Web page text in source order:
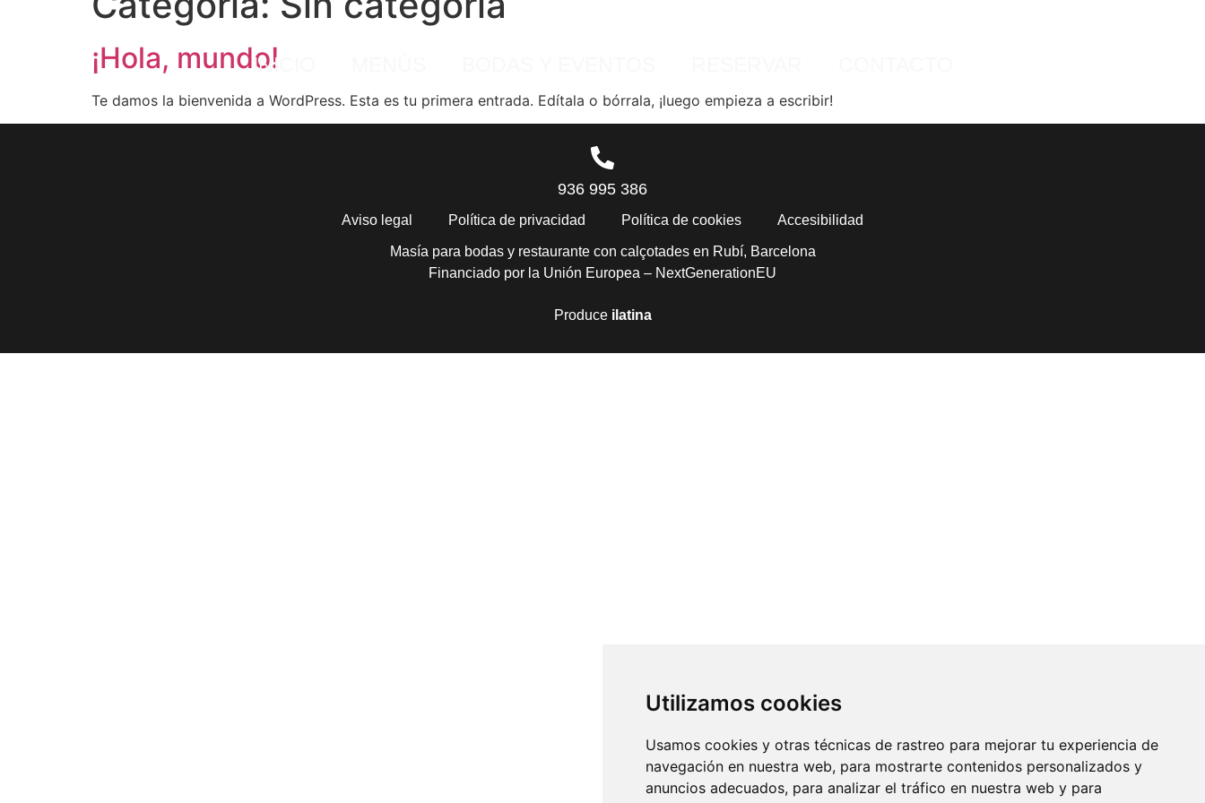
Utilizamos cookies
Usamos cookies y otras técnicas de rastreo para mejorar tu experiencia de
navegación en nuestra web, para mostrarte contenidos personalizados y
anuncios adecuados, para analizar el tráfico en nuestra web y para
INICIO
¡Hola, mundo!
Te damos la bienvenida a WordPress. Esta es tu primera entrada. Edítala o bórrala, ¡luego empieza a escribir!
936 995 386
Aviso legal Política de privacidad Política de cookies Accesibilidad
Masía para bodas y restaurante con calçotades en Rubí, Barcelona
Financiado por la Unión Europea – NextGenerationEU
Produceilatina